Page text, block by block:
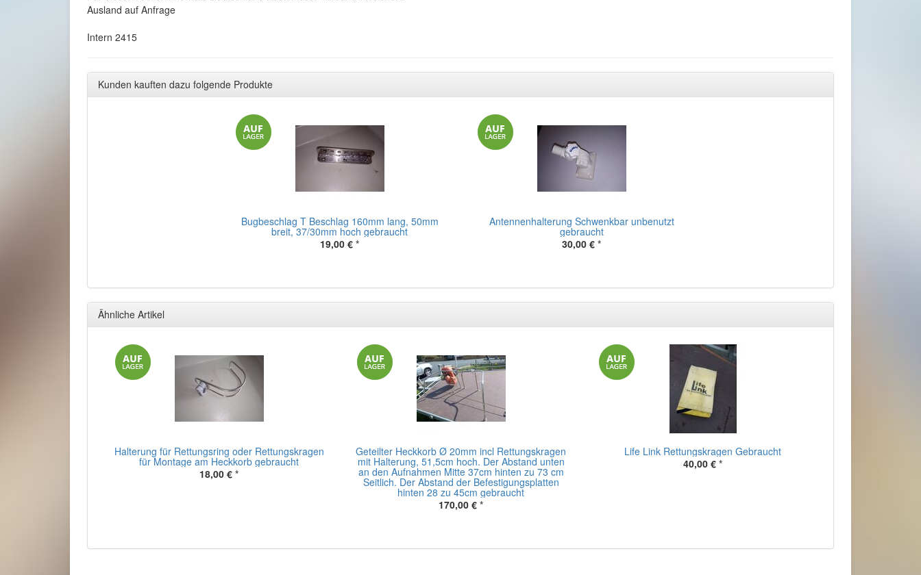
Ausland auf Anfrage
Intern 2415
Kunden kauften dazu folgende Produkte
Bugbeschlag T Beschlag 160mm lang, 50mm
breit, 37/30mm hoch gebraucht
19,00 € *
Antennenhalterung Schwenkbar unbenutzt
gebraucht
30,00 € *
Ähnliche Artikel
Halterung für Rettungsring oder Rettungskragen
für Montage am Heckkorb gebraucht
18,00 € *
Geteilter Heckkorb Ø 20mm incl Rettungskragen
mit Halterung, 51,5cm hoch. Der Abstand unten
an den Aufnahmen Mitte 37cm hinten zu 73 cm
Seitlich. Der Abstand der Befestigungsplatten
hinten 28 zu 45cm gebraucht
170,00 € *
Life Link Rettungskragen Gebraucht
40,00 € *